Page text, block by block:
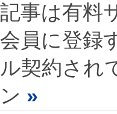
記事は有料
会員に登録
ル契約され
ン »